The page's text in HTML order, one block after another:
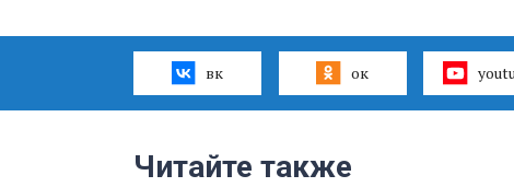
вк ок
Читайте также